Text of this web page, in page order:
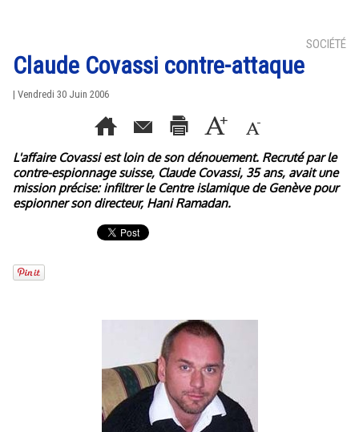
SOCIÉTÉ
Claude Covassi contre-attaque
| Vendredi 30 Juin 2006
L'affaire Covassi est loin de son dénouement. Recruté par le
contre-espionnage suisse, Claude Covassi, 35 ans, avait une
mission précise: infiltrer le Centre islamique de Genève pour
espionner son directeur, Hani Ramadan.